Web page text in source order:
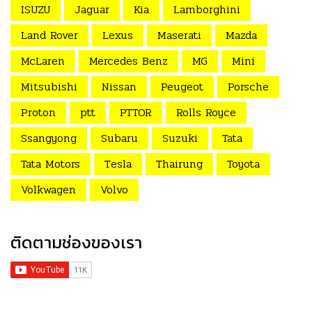
ISUZU
Jaguar Kia
Lamborghini
Land Rover
Lexus Maserati
Mazda
McLaren
Mercedes Benz MG
Mini
Mitsubishi
Nissan Peugeot
Porsche
Proton
ptt PTTOR
Rolls Royce
Ssangyong
Subaru Suzuki
Tata
Tata Motors
Tesla Thairung
Toyota
Volkwagen
Volvo
ติดตามช่องของเรา